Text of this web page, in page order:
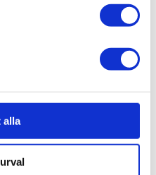
alla
byggs på
vis.